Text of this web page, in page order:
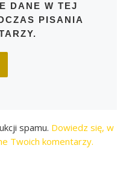
DANE W TEJ
PISANIA
spamu. Dowiedz się, w
Twoich komentarzy.